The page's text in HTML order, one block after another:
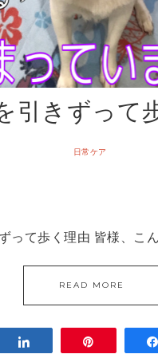
引きずって
日常ケア
って歩く理由 皆様、こ
READ MORE